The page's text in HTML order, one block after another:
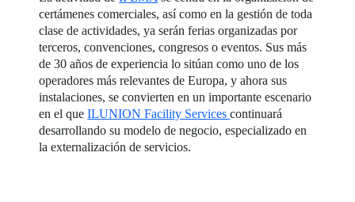
certámenes comerciales, así como en la gestión de toda
clase de actividades, ya serán ferias organizadas por
terceros, convenciones, congresos o eventos. Sus más
de 30 años de experiencia lo sitúan como uno de los
operadores más relevantes de Europa, y ahora sus
instalaciones, se convierten en un importante escenario
en el queILUNION Facility Servicescontinuará
desarrollando su modelo de negocio, especializado en
la externalización de servicios.